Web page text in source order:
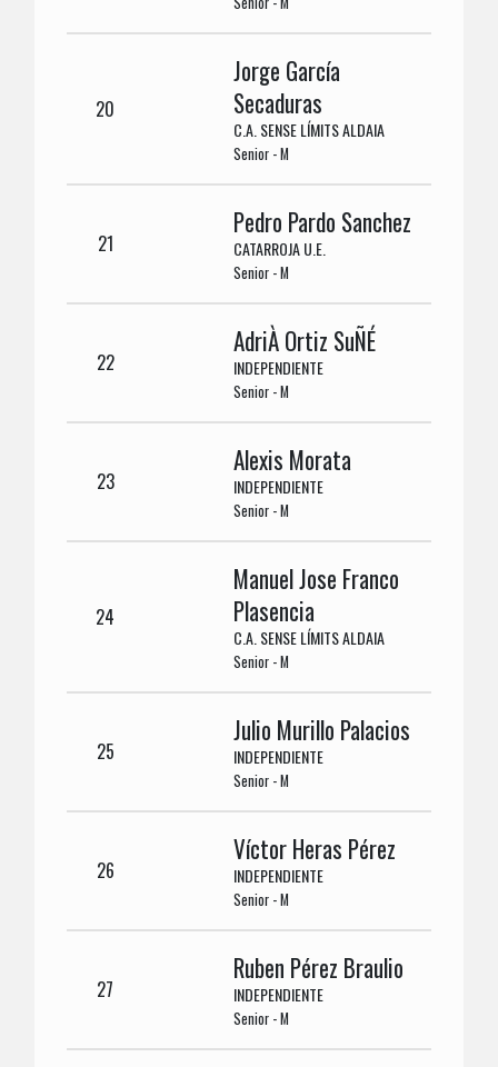
20
Jorge García
Secaduras
C.A. SENSE LÍMITS ALDAIA
Senior - M
21
Pedro Pardo Sanchez
CATARROJA U.E.
Senior - M
22
AdriÀ Ortiz SuÑÉ
INDEPENDIENTE
Senior - M
23
Alexis Morata
INDEPENDIENTE
Senior - M
24
Manuel Jose Franco
Plasencia
C.A. SENSE LÍMITS ALDAIA
Senior - M
25
Julio Murillo Palacios
INDEPENDIENTE
Senior - M
26
Víctor Heras Pérez
INDEPENDIENTE
Senior - M
27
Ruben Pérez Braulio
INDEPENDIENTE
Senior - M